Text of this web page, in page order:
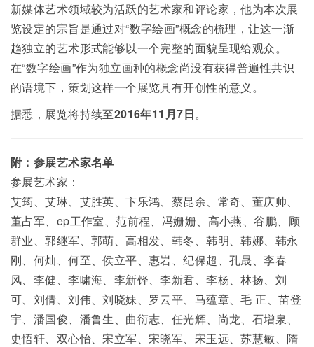
新媒体艺术领域较为活跃的艺术家和评论家，他为本次展
览设定的宗旨是通过对“数字绘画”概念的梳理，让这一渐
趋独立的艺术形式能够以一个完整的面貌呈现给观众。
在“数字绘画”作为独立画种的概念尚没有获得普遍性共识
的语境下，策划这样一个展览具有开创性的意义。
据悉，展览将持续至2016年11月7日。
附：参展艺术家名单
参展艺术家：
艾筠、艾琳、艾胜英、卞乐鸿、蔡昆余、常奇、董庆帅、
董占军、ep工作室、范前程、冯姗姗、高小燕、谷鹏、顾
群业、郭继军、郭萌、高相发、韩冬、韩明、韩娜、韩永
刚、何灿、何至、侯立平、惠岩、纪保超、孔晟、李春
风、李健、李啸海、李新铎、李新君、李杨、林扬、刘
可、刘倩、刘伟、刘晓妹、罗云平、马蕴章、毛 正、苗登
宇、潘国俊、潘鲁生、曲衍志、任光辉、尚龙、石增泉、
史悟轩、双心怡、宋立军、宋晓军、宋玉远、苏慧敏、隋